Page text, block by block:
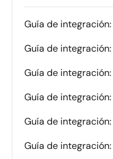
Guía de
Guía de
Guía de
Guía de integración:
Guía de
Guía de integración: